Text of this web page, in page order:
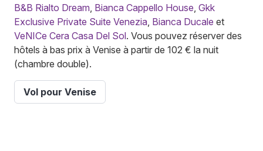
B&B Rialto Dream Bianca Cappello House Gkk
Exclusive Private Suite Venezia Bianca Ducale et
VeNICe Cera Casa Del Sol. Vous pouvez réserver des
hôtels à bas prix à Venise à partir de 102 € la nuit
(chambre double).
Vol pour Venise